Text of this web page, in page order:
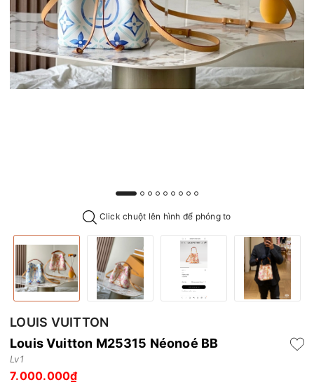
Click chuột lên hình để phóng to
LOUIS VUITTON
Louis Vuitton M25315 Néonoé BB
Lv1
7.000.000₫